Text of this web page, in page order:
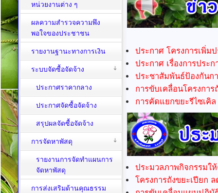
ประกาศ โครงการเพิ่ม
ประกาศ เรื่องการประ
ประชาสัมพันธ์ป้องกันกา
การขับเคลื่อนโครงกา
การคัดแยกขยะรีไซเคิล
ประมวลภาพกิจกรรมใ
โครงการถังขยะเปียก
หน่วยงานต่าง ๆ
ผลความสำรวจความพึง
พอใจของประชาชน
รายงานฐานะทางการเงิน
ระบบจัดซื้อจัดจ้าง
ประกาศราคากลาง
ประกาศจัดซื้อจัดจ้าง
สรุปผลจัดซื้อจัดจ้าง
การจัดหาพัสดุ
รายงานการจัดทำแผนการ
จัดหาพัสดุ
การส่งเสริมด้านคุณธรรม